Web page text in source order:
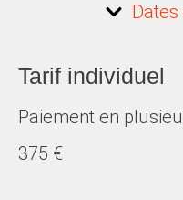
Tarif individuel
Paiement en
375 €